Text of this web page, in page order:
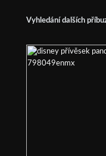
Vyhledání dalších